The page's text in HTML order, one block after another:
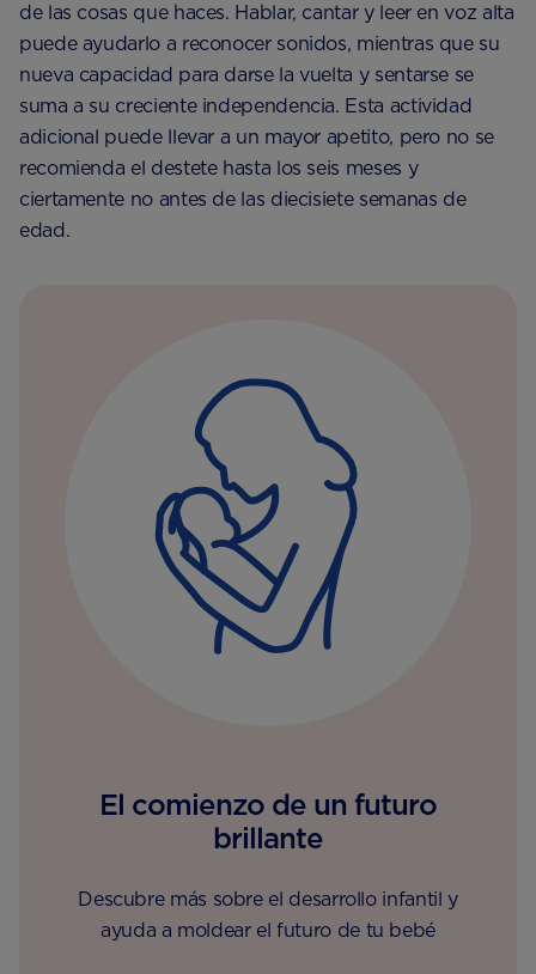
de las cosas que haces. Hablar, cantar y leer en voz alta
puede ayudarlo a reconocer sonidos, mientras que su
nueva capacidad para darse la vuelta y sentarse se
suma a su creciente independencia. Esta actividad
adicional puede llevar a un mayor apetito, pero no se
recomienda el destete hasta los seis meses y
ciertamente no antes de las diecisiete semanas de
edad.
El comienzo de un futuro
brillante
Descubre más sobre el desarrollo infantil y
ayuda a moldear el futuro de tu bebé